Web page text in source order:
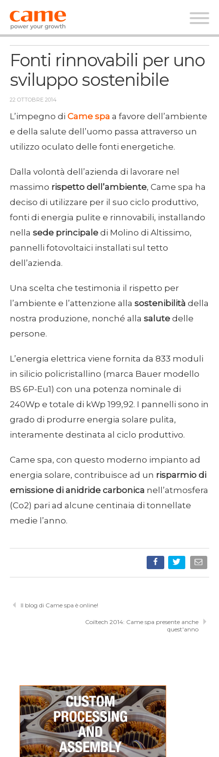
News
Fonti rinnovabili per uno
sviluppo sostenibile
22 OTTOBRE 2014
L’impegno di Came spa a favore dell’ambiente
e della salute dell’uomo passa attraverso un
utilizzo oculato delle fonti energetiche.
Dalla volontà dell’azienda di lavorare nel
massimo rispetto dell’ambiente, Came spa ha
deciso di utilizzare per il suo ciclo produttivo,
fonti di energia pulite e rinnovabili, installando
nella sede principale di Molino di Altissimo,
pannelli fotovoltaici installati sul tetto
dell’azienda.
Una scelta che testimonia il rispetto per
l’ambiente e l’attenzione alla sostenibilità della
nostra produzione, nonché alla salute delle
persone.
L’energia elettrica viene fornita da 833 moduli
in silicio policristallino (marca Bauer modello
BS 6P-Eu1) con una potenza nominale di
240Wp e totale di kWp 199,92. I pannelli sono in
grado di produrre energia solare pulita,
interamente destinata al ciclo produttivo.
Came spa, con questo moderno impianto ad
energia solare, contribuisce ad un risparmio di
emissione di anidride carbonica nell’atmosfera
(Co2) pari ad alcune centinaia di tonnellate
medie l’anno.
Il blog di Came spa è online!
Coiltech 2014: Came spa presente anche
quest'anno